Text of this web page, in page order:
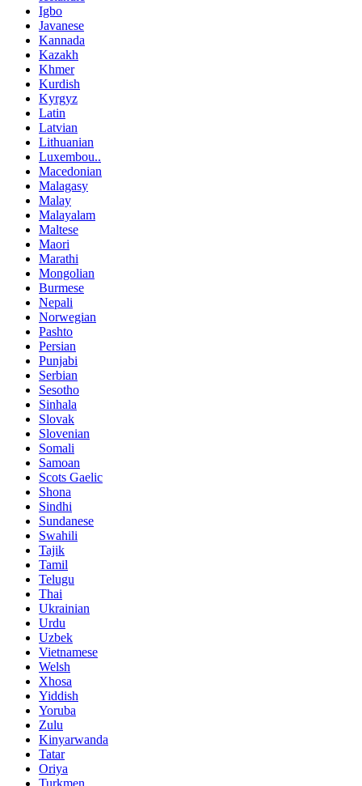
Igbo
Javanese
Kannada
Kazakh
Khmer
Kurdish
Kyrgyz
Latin
Latvian
Lithuanian
Luxembou..
Macedonian
Malagasy
Malay
Malayalam
Maltese
Maori
Marathi
Mongolian
Burmese
Nepali
Norwegian
Pashto
Persian
Punjabi
Serbian
Sesotho
Sinhala
Slovak
Slovenian
Somali
Samoan
Scots Gaelic
Shona
Sindhi
Sundanese
Swahili
Tajik
Tamil
Telugu
Thai
Ukrainian
Urdu
Uzbek
Vietnamese
Welsh
Xhosa
Yiddish
Yoruba
Zulu
Kinyarwanda
Tatar
Oriya
Turkmen